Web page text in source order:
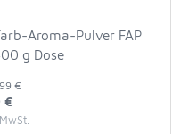
Aroma-Pulver FAP
g Dose
€
€